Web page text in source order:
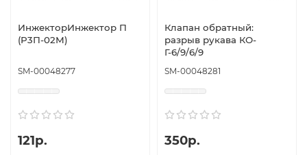
ИнжекторИнжектор П
(Р3П-02М)
SM-00048277
121р.
Клапан обратный:
разрыв рукава КО-
Г-6/9/6/9
SM-00048281
350р.